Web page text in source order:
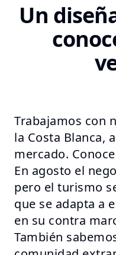
Un
Trabajamos con
la Costa Blanca,
mercado.
En agosto el
pero el turismo
que se adapta a
en su contra
También